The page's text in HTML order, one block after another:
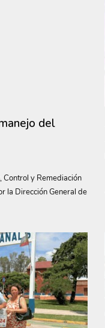
del
Control y Remediación
la Dirección General de